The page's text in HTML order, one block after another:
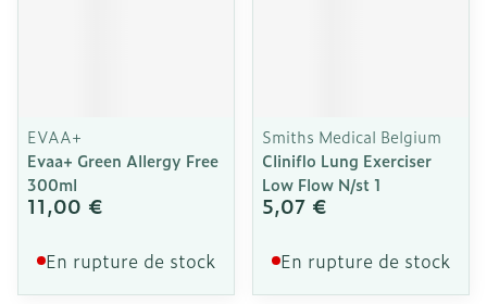
EVAA+
Evaa+ Green Allergy Free
300ml
11,00 €
En rupture de stock
Smiths Medical Belgium
Cliniflo Lung Exerciser
Low Flow N/st 1
5,07 €
En rupture de stock